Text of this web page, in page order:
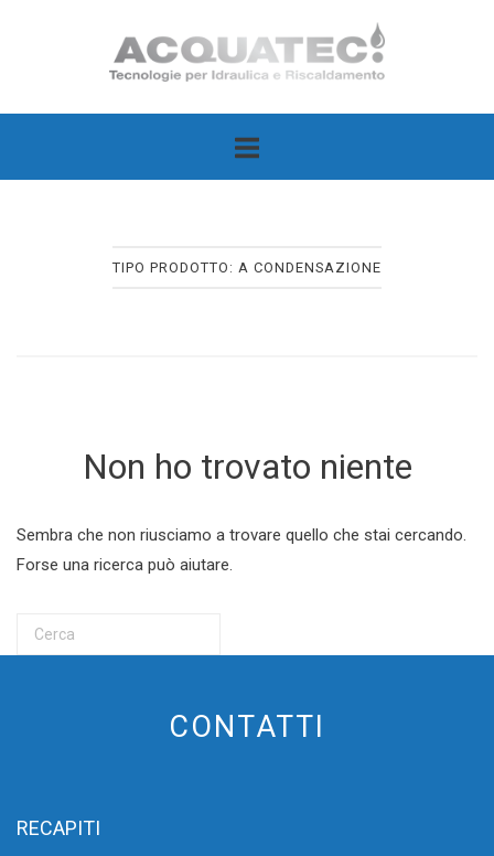
Home
TIPO PRODOTTO: A CONDENSAZIONE
Non ho trovato niente
Sembra che non riusciamo a trovare quello che stai cercando.
Forse una ricerca può aiutare.
CONTATTI
RECAPITI